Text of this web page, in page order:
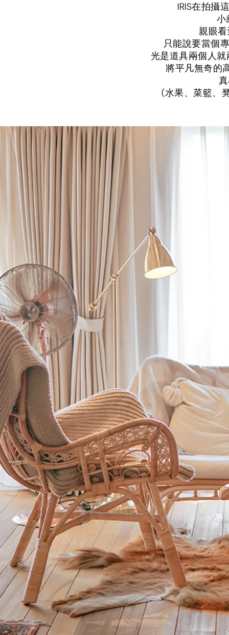
IRIS在拍攝
小
親眼
只能說要當個
光是道具兩個人
將平凡無奇的
(水果、菜籃、